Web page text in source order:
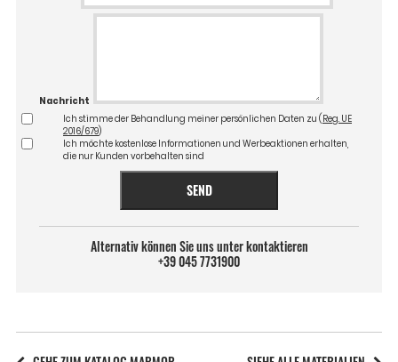
Nachricht
Ich stimme der Behandlung meiner persönlichen Daten zu ( Reg. UE
2016/679)
Ich möchte kostenlose Informationen und Werbeaktionen erhalten,
die nur Kunden vorbehalten sind
SEND
Alternativ können Sie uns unter kontaktieren
+39 045 7731900